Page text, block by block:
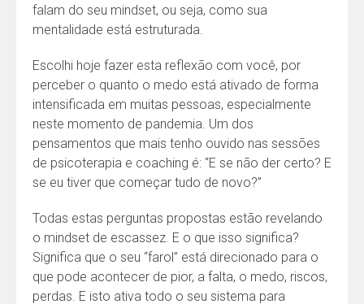
falam do seu mindset, ou seja, como sua
mentalidade está estruturada.
Escolhi hoje fazer esta reflexão com você, por
perceber o quanto o medo está ativado de forma
intensificada em muitas pessoas, especialmente
neste momento de pandemia. Um dos
pensamentos que mais tenho ouvido nas sessões
de psicoterapia e coaching é: “E se não der certo? E
se eu tiver que começar tudo de novo?”
Todas estas perguntas propostas estão revelando
o mindset de escassez. E o que isso significa?
Significa que o seu “farol” está direcionado para o
que pode acontecer de pior, a falta, o medo, riscos,
perdas. E isto ativa todo o seu sistema para